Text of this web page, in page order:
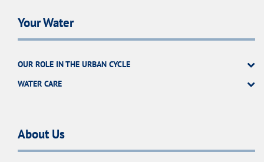
Your Water
OUR ROLE IN THE URBAN CYCLE
WATER CARE
About Us